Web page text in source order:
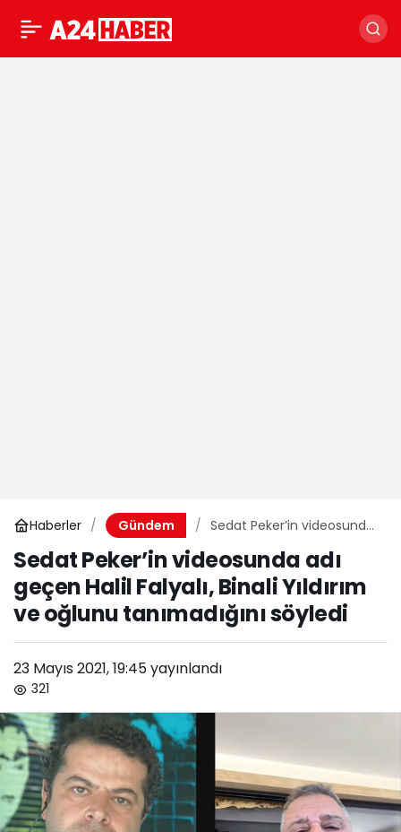
Haberler Gündem
Sedat Peker’in videosunda
Binali Yıldırım ve oğlunu
tanımadığını söyledi
Sedat Peker’in videosunda adı
geçen Halil Falyalı, Binali Yıldırım
ve oğlunu tanımadığını söyledi
23 Mayıs 2021, 19:45yayınlandı
321